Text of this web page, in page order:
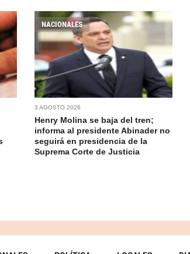
NACIONALES
3 AGOSTO 2026
Henry Molina se baja del tren;
informa al presidente Abinader no
seguirá en presidencia de la
Suprema Corte de Justicia